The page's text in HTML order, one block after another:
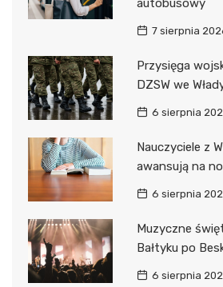
autobusowy
7 sierpnia
Przysięga
DZSW we
6 sierpnia
Nauczyciele z
awansują na
6 sierpnia
Muzyczne
Bałtyku po
6 sierpnia